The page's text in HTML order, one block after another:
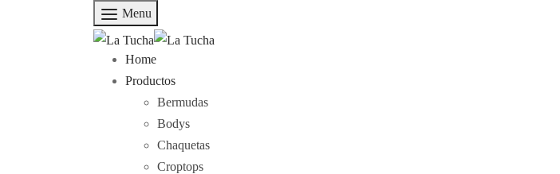
Menu
Home
Productos
Bermudas
Bodys
Chaquetas
Croptops